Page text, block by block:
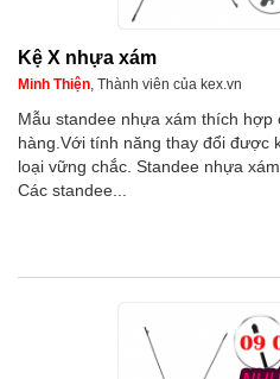
Kệ X nhựa xám
Minh Thiện, Thành viên của kex.vn
Mẫu standee nhựa xám thích
hàng.Với tính năng thay đổi được
loại vững chắc. Standee nhựa
Các standee...